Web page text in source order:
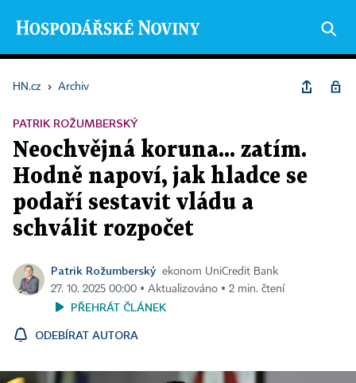
HN.cz › Archiv
PATRIK ROŽUMBERSKÝ
Neochvějná koruna... zatím.
Hodně napoví, jak hladce se
podaří sestavit vládu a
schválit rozpočet
Patrik Rožumberský ekonom UniCredit Bank
27. 10. 2025 00:00 ▪ Aktualizováno ▪ 2 min. čtení
PŘEHRÁT ČLÁNEK
ODEBÍRAT AUTORA